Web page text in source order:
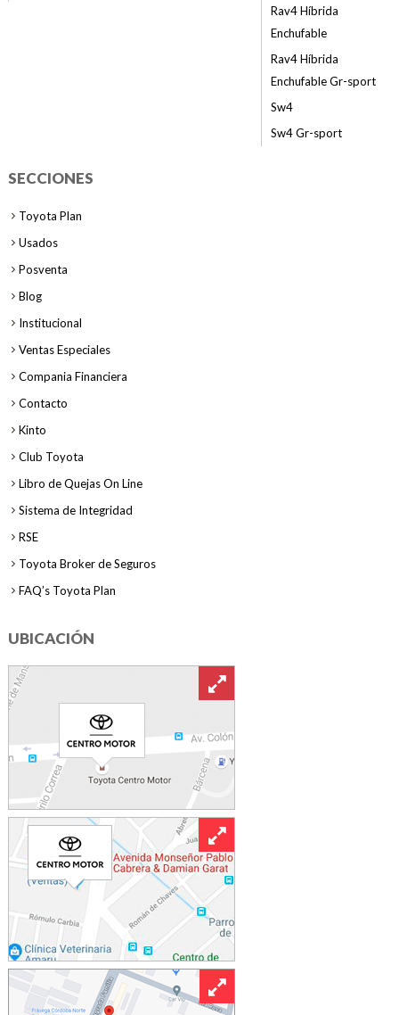
Rav4 Híbrida
Enchufable
Rav4 Híbrida
Enchufable Gr-sport
Sw4
Sw4 Gr-sport
SECCIONES
Toyota Plan
Usados
Posventa
Blog
Institucional
Ventas Especiales
Compania Financiera
Contacto
Kinto
Club Toyota
Libro de Quejas On Line
Sistema de Integridad
RSE
Toyota Broker de Seguros
FAQ’s Toyota Plan
UBICACIÓN